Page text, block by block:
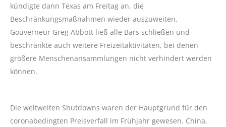
kündigte dann Texas am Freitag an, die
Beschränkungsmaßnahmen wieder auszuweiten.
Gouverneur Greg Abbott ließ alle Bars schließen und
beschränkte auch weitere Freizeitaktivitäten, bei denen
größere Menschenansammlungen nicht verhindert werden
können.
Die weltweiten Shutdowns waren der Hauptgrund für den
coronabedingten Preisverfall im Frühjahr gewesen. China,